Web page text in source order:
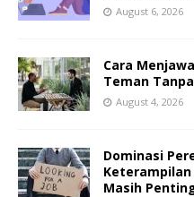
August 6, 2026
Cara
Teman
August 4, 2026
Dominasi
Masih